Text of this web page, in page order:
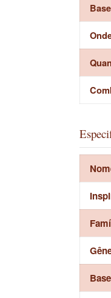
Base
Base